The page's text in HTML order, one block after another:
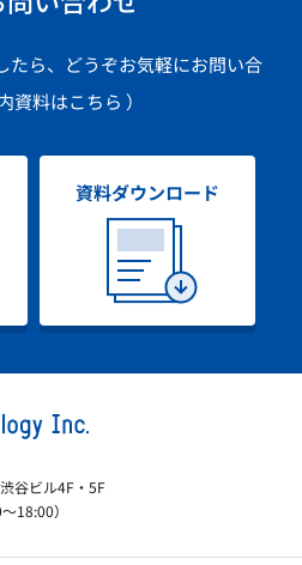
たら、どうぞお気軽にお問い合
資料はこちら ）
資料ダウンロード
谷ビル4F・5F
18:00）